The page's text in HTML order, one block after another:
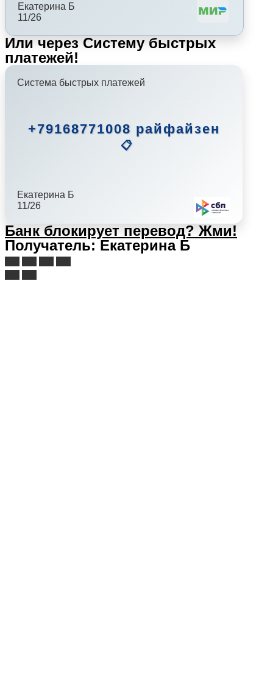
Екатерина Б
11/26
Или через Систему быстрых
платежей!
Система быстрых платежей
+79168771008 райфайзен
📋
Екатерина Б
11/26
Банк блокирует перевод? Жми!
Получатель: Екатерина Б